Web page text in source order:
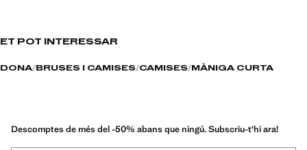
ET POT INTERESSAR
DONA BRUSES I CAMISES CAMISES MÀNIGA CURTA
Descomptes de més del -50% abans que ningú. Subscriu-t'hi ara!